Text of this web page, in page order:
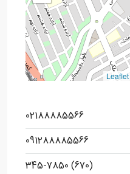
02188885566
091288885566
(670) 345-7850